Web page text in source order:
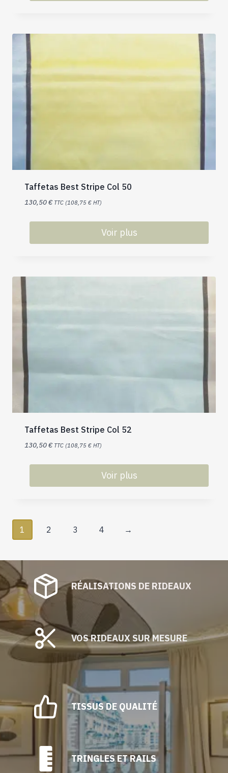
Taffetas Best Stripe Col 50
130,50€ TTC (108,75 € HT)
Voir plus
Taffetas Best Stripe Col 52
130,50€ TTC (108,75 € HT)
Voir plus
1 2 3 4 →
RÉALISATIONS DE RIDEAUX
VOS RIDEAUX SUR MESURE
TISSUS DE QUALITÉ
TRINGLES ET RAILS